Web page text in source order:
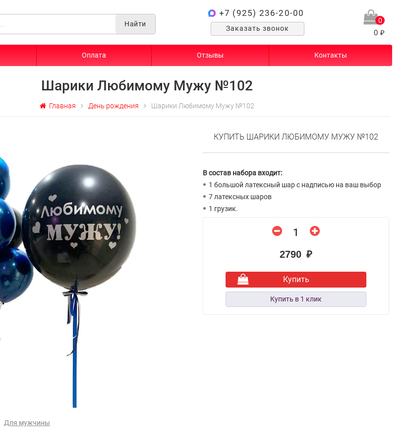
Найти
+7 (925) 236-20-00
Заказать звонок
0
0 ₽
Оплата Отзывы Контакты
Шарики Любимому Мужу №102
Главная День рождения Шарики Любимому Мужу №102
Для мужчины
КУПИТЬ ШАРИКИ ЛЮБИМОМУ МУЖУ №102
В состав набора входит:
1 большой латексный шар с надписью на ваш выбор
7 латексных шаров
1 грузик.
2790 ₽
Купить